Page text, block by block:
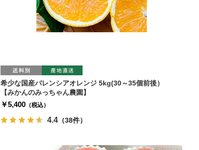
希少な国産バレンシアオレンジ 5kg(30～35個前後）
【みかんのみっちゃん農園】
￥5,400 （税込）
4.4 （38件）